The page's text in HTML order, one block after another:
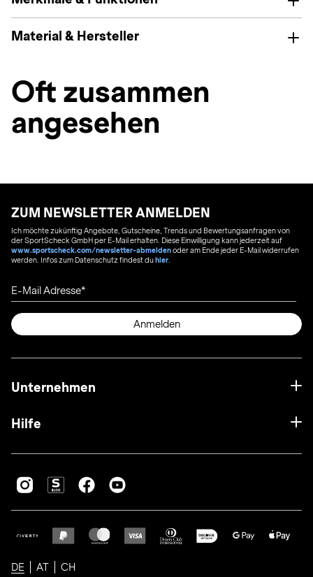
Material & Hersteller
Oft zusammen
angesehen
ZUM NEWSLETTER ANMELDEN
Ich möchte zukünftig Angebote, Gutscheine, Trends und Bewertungsanfragen von
der SportScheck GmbH per E-Mail erhalten. Diese Einwilligung kann jederzeit auf
www.sportscheck.com/newsletter-abmeldenoder am Ende jeder E-Mail widerrufen
werden. Infos zum Datenschutz findest duhier
E-Mail Adresse
Anmelden
Unternehmen
Hilfe
DE AT CH